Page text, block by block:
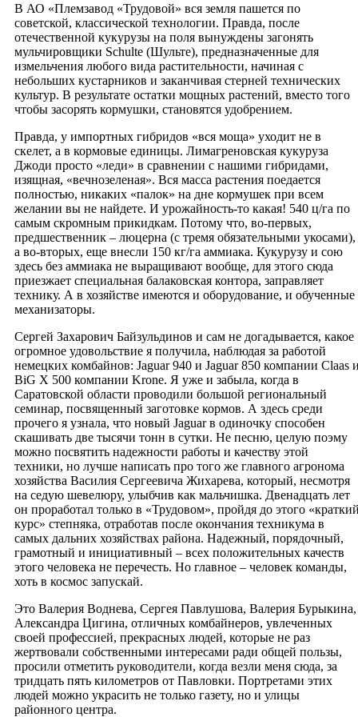
В АО «Племзавод «Трудовой» вся земля пашется по
советской, классической технологии. Правда, после
отечественной кукурузы на поля вынуждены загонять
мульчировщики Schulte (Шульте), предназначенные для
измельчения любого вида растительности, начиная с
небольших кустарников и заканчивая стерней технических
культур. В результате остатки мощных растений, вместо того
чтобы засорять кормушки, становятся удобрением.
Правда, у импортных гибридов «вся моща» уходит не в
скелет, а в кормовые единицы. Лимагреновская кукуруза
Джоди просто «леди» в сравнении с нашими гибридами,
изящная, «вечнозеленая». Вся масса растения поедается
полностью, никаких «палок» на дне кормушек при всем
желании вы не найдете. И урожайность-то какая! 540 ц/га по
самым скромным прикидкам. Потому что, во-первых,
предшественник – люцерна (с тремя обязательными укосами),
а во-вторых, еще внесли 150 кг/га аммиака. Кукурузу и сою
здесь без аммиака не выращивают вообще, для этого сюда
приезжает специальная балаковская контора, заправляет
технику. А в хозяйстве имеются и оборудование, и обученные
механизаторы.
Сергей Захарович Байзульдинов и сам не догадывается, какое
огромное удовольствие я получила, наблюдая за работой
немецких комбайнов: Jaguar 940 и Jaguar 850 компании Claas
BiG X 500 компании Krone. Я уже и забыла, когда в
Саратовской области проводили большой региональный
семинар, посвященный заготовке кормов. А здесь среди
прочего я узнала, что новый Jaguar в одиночку способен
скашивать две тысячи тонн в сутки. Не песню, целую поэму
можно посвятить надежности работы и качеству этой
техники, но лучше написать про того же главного агронома
хозяйства Василия Сергеевича Жихарева, который, несмотря
на седую шевелюру, улыбчив как мальчишка. Двенадцать лет
он проработал только в «Трудовом», пройдя до этого
курс» степняка, отработав после окончания техникума в
самых дальних хозяйствах района. Надежный, порядочный,
грамотный и инициативный – всех положительных качеств
этого человека не перечесть. Но главное – человек команды,
хоть в космос запускай.
Это Валерия Воднева, Сергея Павлушова, Валерия Бурыкина,
Александра Цигина, отличных комбайнеров, увлеченных
своей профессией, прекрасных людей, которые не раз
жертвовали собственными интересами ради общей пользы,
просили отметить руководители, когда везли меня сюда, за
тридцать пять километров от Павловки. Портретами этих
людей можно украсить не только газету, но и улицы
районного центра.